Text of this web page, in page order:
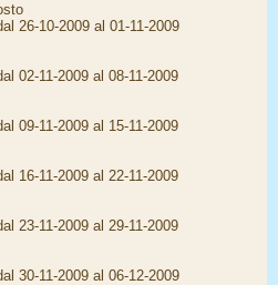
26-10-2009 al 01-11-2009
02-11-2009 al 08-11-2009
09-11-2009 al 15-11-2009
16-11-2009 al 22-11-2009
23-11-2009 al 29-11-2009
30-11-2009 al 06-12-2009